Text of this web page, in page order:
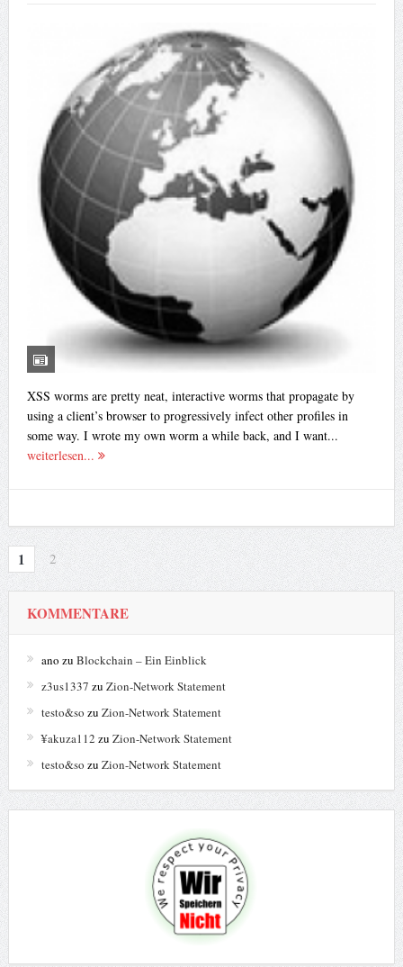
XSS worms are pretty neat, interactive worms that propagate by
using a client’s browser to progressively infect other profiles in
some way. I wrote my own worm a while back, and I want...
weiterlesen...
1 2
KOMMENTARE
ano zu Blockchain – Ein Einblick
z3us1337 zu Zion-Network Statement
testo&so zu Zion-Network Statement
¥akuza112 zu Zion-Network Statement
testo&so zu Zion-Network Statement